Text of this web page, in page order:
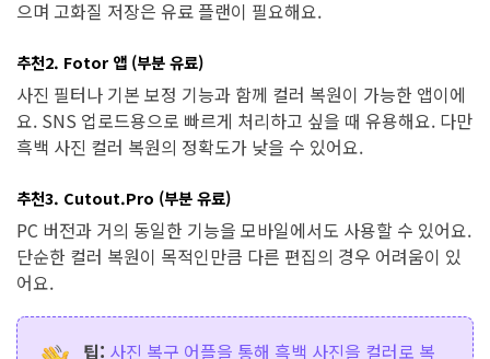
으며 고화질 저장은 유료 플랜이 필요해요.
추천2. Fotor 앱 (부분 유료)
사진 필터나 기본 보정 기능과 함께 컬러 복원이 가능한 앱이에
요. SNS 업로드용으로 빠르게 처리하고 싶을 때 유용해요. 다만
흑백 사진 컬러 복원의 정확도가 낮을 수 있어요.
추천3. Cutout.Pro (부분 유료)
PC 버전과 거의 동일한 기능을 모바일에서도 사용할 수 있어요.
단순한 컬러 복원이 목적인만큼 다른 편집의 경우 어려움이 있
어요.
팁: 사진 복구 어플을 통해 흑백 사진을 컬러로 복